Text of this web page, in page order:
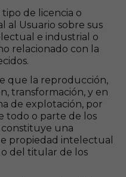
de licencia o
al Usuario sobre sus
e industrial o
relacionado con la
que la reproducción,
transformación, y en
de explotación, por
todo o parte de los
constituye una
propiedad intelectual
del titular de los